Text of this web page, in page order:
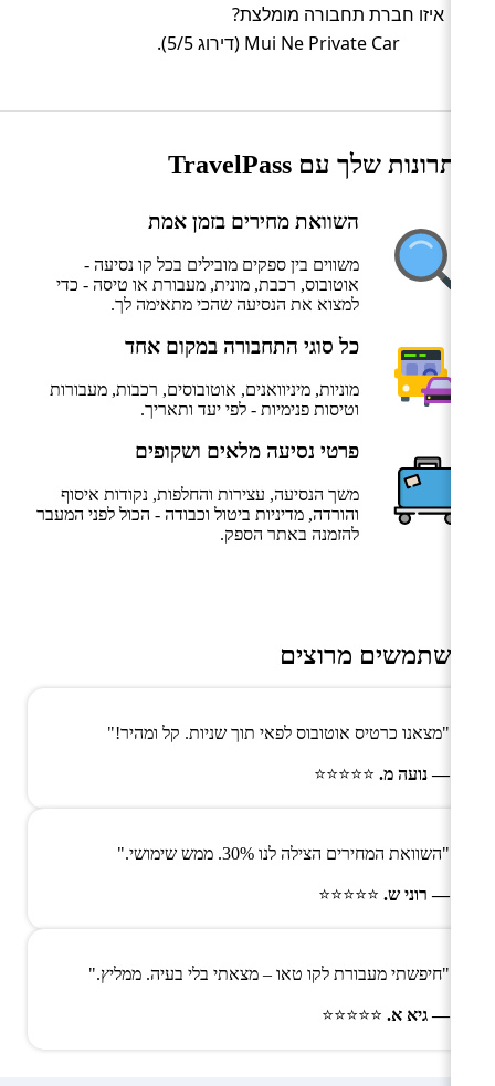
איזו חברת תחבורה מומלצת?
Mui Ne Private Car (דירוג 5/5).
היתרונות שלך עם TravelPass
השוואת מחירים בזמן אמת
משווים בין ספקים מובילים בכל קו נסיעה -
אוטובוס, רכבת, מונית, מעבורת או טיסה - כדי
למצוא את הנסיעה שהכי מתאימה לך.
כל סוגי התחבורה במקום אחד
מוניות, מיניוואנים, אוטובוסים, רכבות, מעבורות
וטיסות פנימיות - לפי יעד ותאריך.
פרטי נסיעה מלאים ושקופים
משך הנסיעה, עצירות והחלפות, נקודות איסוף
והורדה, מדיניות ביטול וכבודה - הכול לפני המעבר
להזמנה באתר הספק.
משתמשים מרוצים
"מצאנו כרטיס אוטובוס לפאי תוך שניות. קל ומהיר!"
— נועה מ. ⭐⭐⭐⭐⭐
"השוואת המחירים הצילה לנו 30%. ממש שימושי."
— רוני ש. ⭐⭐⭐⭐⭐
"חיפשתי מעבורת לקו טאו – מצאתי בלי בעיה. ממליץ."
— גיא א. ⭐⭐⭐⭐⭐